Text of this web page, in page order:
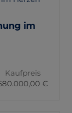
im
Kaufpreis
€